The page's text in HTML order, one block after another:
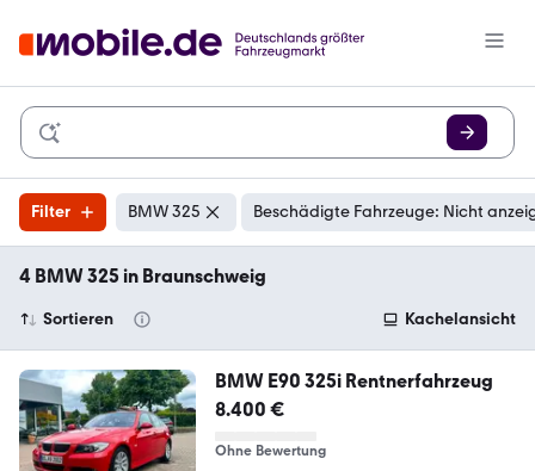
Filter BMW 325 Beschädigte Fahrzeuge: Nicht
4 BMW 325 in Braunschweig
Sortieren Kachelansicht
BMW E90 325i Rentnerfahrzeug
8.400 €
Ohne Bewertung